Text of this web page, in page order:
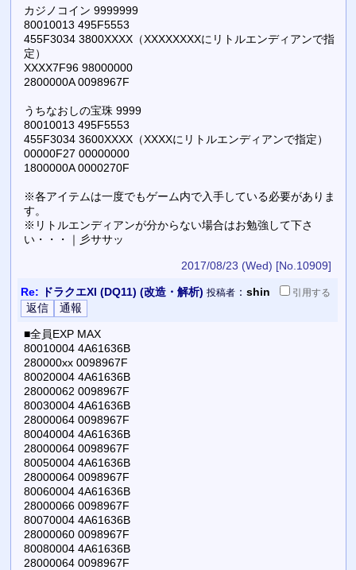
カジノコイン 9999999
80010013 495F5553
455F3034 3800XXXX（XXXXXXXXにリトルエンディアンで指
定）
XXXX7F96 98000000
2800000A 0098967F
うちなおしの宝珠 9999
80010013 495F5553
455F3034 3600XXXX（XXXXにリトルエンディアンで指定）
00000F27 00000000
1800000A 0000270F
※各アイテムは一度でもゲーム内で入手している必要がありま
す。
※リトルエンディアンが分からない場合はお勉強して下さ
い・・・｜彡ササッ
2017/08/23 (Wed) [No.10909]
Re: ドラクエXI (DQ11) (改造・解析) 投稿者： shin 引用する
■全員EXP MAX
80010004 4A61636B
280000xx 0098967F
80020004 4A61636B
28000062 0098967F
80030004 4A61636B
28000064 0098967F
80040004 4A61636B
28000064 0098967F
80050004 4A61636B
28000064 0098967F
80060004 4A61636B
28000066 0098967F
80070004 4A61636B
28000060 0098967F
80080004 4A61636B
28000064 0098967F